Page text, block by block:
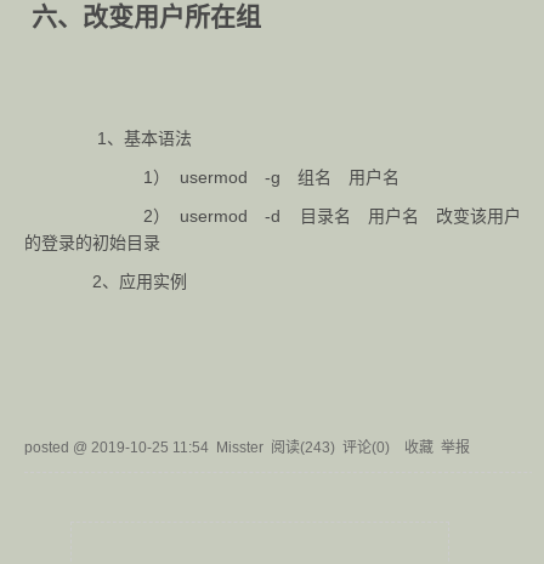
六、改变用户所在组
1、基本语法
1） usermod -g 组名 用户名
2） usermod -d 目录名 用户名 改变该用户
的登录的初始目录
2、应用实例
posted @ 2019-10-25 11:54 Misster 阅读(243) 评论(0) 收藏 举报